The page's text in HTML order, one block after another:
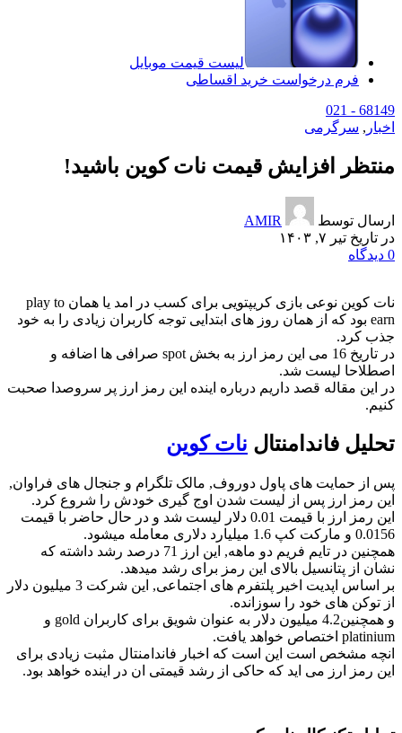
لیست قیمت موبایل
فرم درخواست خرید اقساطی
68149 - 021
اخبار , سرگرمی
منتظر افزایش قیمت نات کوین باشید!
ارسال توسط
AMIR
در تاریخ تیر ۷, ۱۴۰۳
0 دیدگاه
نات کوین نوعی بازی کریپتویی برای کسب در امد یا همان play to
earn بود که از همان روز های ابتدایی توجه کاربران زیادی را به خود
جذب کرد.
در تاریخ 16 می این رمز ارز به بخش spot صرافی ها اضافه و
اصطلاحا لیست شد.
در این مقاله قصد داریم درباره اینده این رمز ارز پر سروصدا صحبت
کنیم.
تحلیل فاندامنتال نات کوین
پس از حمایت های پاول دوروف, مالک تلگرام و جنجال های فراوان,
این رمز ارز پس از لیست شدن اوج گیری خودش را شروع کرد.
این رمز ارز با قیمت 0.01 دلار لیست شد و در حال حاضر با قیمت
0.0156 و مارکت کپ 1.6 میلیارد دلاری معامله میشود.
همچنین در تایم فریم دو ماهه, این ارز 71 درصد رشد داشته که
نشان از پتانسیل بالای این رمز برای رشد میدهد.
بر اساس اپدیت اخیر پلتفرم های اجتماعی, این شرکت 3 میلیون دلار
از توکن های خود را سوزانده.
و همچنین4.2 میلیون دلار به عنوان شویق برای کاربران gold و
platinium اختصاص خواهد یافت.
انچه مشخص است این است که اخبار فاندامنتال مثبت زیادی برای
این رمز ارز می اید که حاکی از رشد قیمتی ان در اینده خواهد بود.